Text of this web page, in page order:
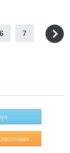
6 7